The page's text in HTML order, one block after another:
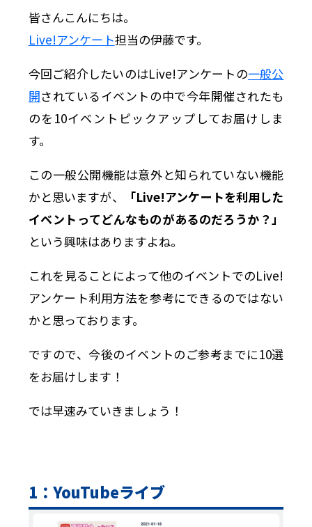
皆さんこんにちは。
Live!アンケート担当の伊藤です。
今回ご紹介したいのはLive!アンケートの一般公
開されているイベントの中で今年開催されたも
のを10イベントピックアップしてお届けしま
す。
この一般公開機能は意外と知られていない機能
かと思いますが、
「Live!アンケートを利用した
イベントってどんなものがあるのだろうか？」
という興味はありますよね。
これを見ることによって他のイベントでのLive!
アンケート利用方法を参考にできるのではない
かと思っております。
ですので、今後のイベントのご参考までに10選
をお届けします！
では早速みていきましょう！
1：YouTubeライブ